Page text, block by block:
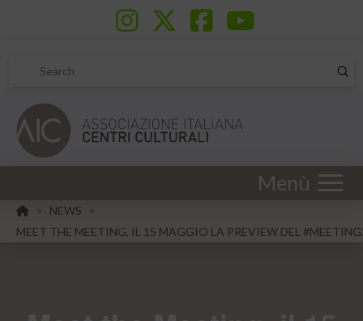
Search
Menù
HOME
> NEWS
>
MEET THE MEETING, IL 15 MAGGIO LA PREVIEW DEL